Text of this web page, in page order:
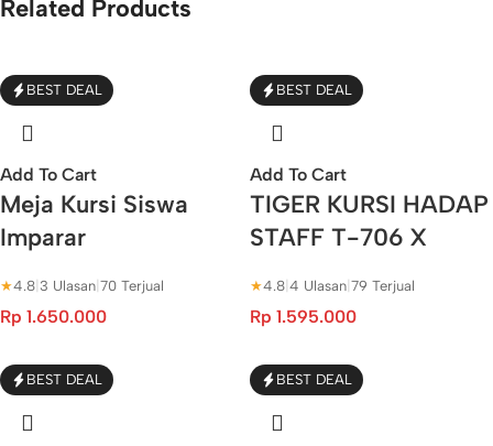
Related Products
BEST DEAL
Add To Cart
Meja Kursi Siswa
Imparar
★4.8 3 Ulasan 70 Terjual
Rp 1.650.000
BEST DEAL
Add To Cart
TIGER KURSI HADAP
STAFF T-706 X
★4.8 4 Ulasan 79 Terjual
Rp 1.595.000
BEST DEAL BEST DEAL